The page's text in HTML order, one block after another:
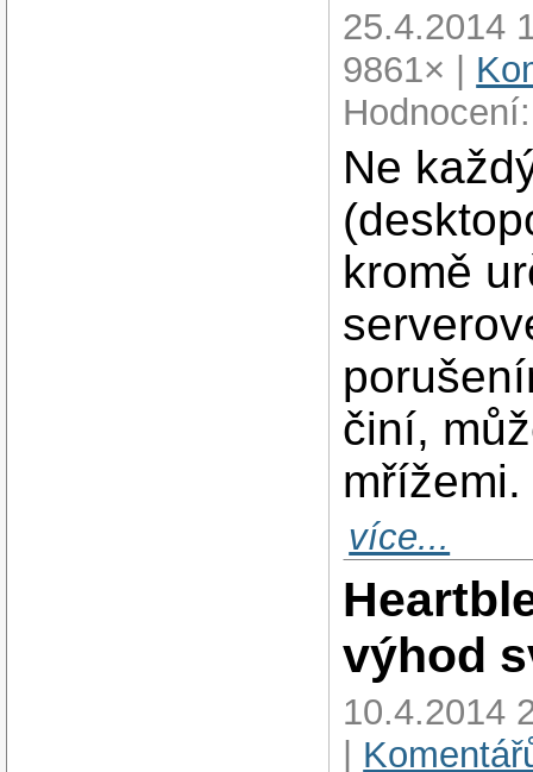
25.4.2014
9861× |
Ne
kromě
činí,
mřížemi.
více...
výhod
10.4.2014
|